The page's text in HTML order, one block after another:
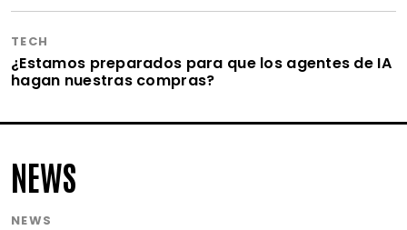
TECH
¿Estamos preparados para que los agentes de IA
hagan nuestras compras?
NEWS
NEWS